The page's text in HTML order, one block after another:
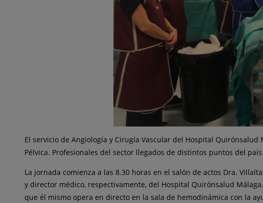
El servicio de Angiología y Cirugía Vascular del Hospital
Pélvica. Profesionales del sector llegados de distintos puntos del
La jornada comienza a las 8.30 horas en el salón de actos Dra.
y director médico, respectivamente, del Hospital Quirónsalud
que él mismo opera en directo en la sala de hemodinámica con la